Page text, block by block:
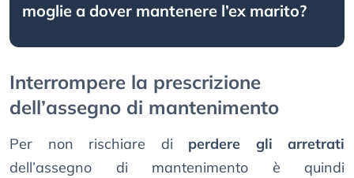
moglie a dover mantenere l’ex marito?
Interrompere la prescrizione
dell’assegno di mantenimento
Per non rischiare di perdere gli arretrati
dell’assegno di mantenimento è quindi